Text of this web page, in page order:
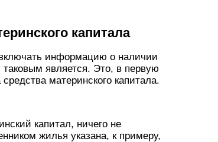
капитала
информацию о наличии
таковым является. Это, в первую
материнского капитала.
капитал, ничего не
жилья указана, к примеру,